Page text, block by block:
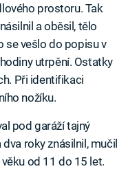
prostoru. Tak
a oběsil, tělo
se vešlo do popisu v
utrpění. Ostatky
Při identifikaci
nožíku.
pod garáží tajný
roky znásilnil, mučil
od 11 do 15 let.